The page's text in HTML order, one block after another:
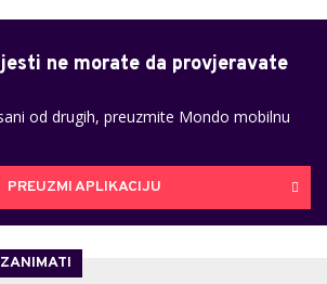
ne morate da provjeravate
od drugih, preuzmite Mondo mobilnu
PREUZMI APLIKACIJU